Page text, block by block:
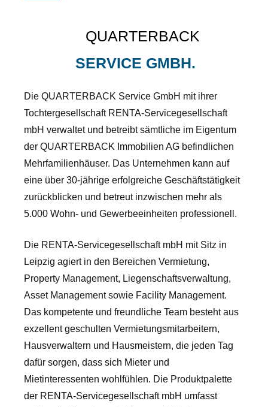
QUARTERBACK
SERVICE GMBH.
Die QUARTERBACK Service GmbH mit ihrer
Tochtergesellschaft RENTA-Servicegesellschaft
mbH verwaltet und betreibt sämtliche im Eigentum
der QUARTERBACK Immobilien AG befindlichen
Mehrfamilienhäuser. Das Unternehmen kann auf
eine über 30-jährige erfolgreiche Geschäftstätigkeit
zurückblicken und betreut inzwischen mehr als
5.000 Wohn- und Gewerbeeinheiten professionell.
Die RENTA-Servicegesellschaft mbH mit Sitz in
Leipzig agiert in den Bereichen Vermietung,
Property Management, Liegenschaftsverwaltung,
Asset Management sowie Facility Management.
Das kompetente und freundliche Team besteht aus
exzellent geschulten Vermietungsmitarbeitern,
Hausverwaltern und Hausmeistern, die jeden Tag
dafür sorgen, dass sich Mieter und
Mietinteressenten wohlfühlen. Die Produktpalette
der RENTA-Servicegesellschaft mbH umfasst